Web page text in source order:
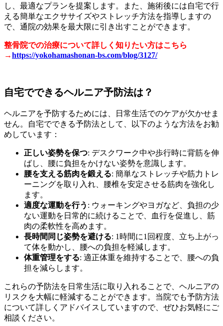
し、最適なプランを提案します。また、施術後には自宅で行
える簡単なエクササイズやストレッチ方法を指導しますの
で、通院の効果を最大限に引き出すことができます。
整骨院での治療について詳しく知りたい方はこちら
→https://yokohamashonan-bs.com/blog/3127/
自宅でできるヘルニア予防法は？
ヘルニアを予防するためには、日常生活でのケアが欠かせま
せん。自宅でできる予防法として、以下のような方法をお勧
めしています：
正しい姿勢を保つ: デスクワーク中や歩行時に背筋を伸
ばし、腰に負担をかけない姿勢を意識します。
腰を支える筋肉を鍛える: 簡単なストレッチや筋力トレ
ーニングを取り入れ、腰椎を安定させる筋肉を強化し
ます。
適度な運動を行う : ウォーキングやヨガなど、負担の少
ない運動を日常的に続けることで、血行を促進し、筋
肉の柔軟性を高めます。
長時間同じ姿勢を避ける: 1時間に1回程度、立ち上がっ
て体を動かし、腰への負担を軽減します。
体重管理をする: 適正体重を維持することで、腰への負
担を減らします。
これらの予防法を日常生活に取り入れることで、ヘルニアの
リスクを大幅に軽減することができます。当院でも予防方法
について詳しくアドバイスしていますので、ぜひお気軽にご
相談ください。